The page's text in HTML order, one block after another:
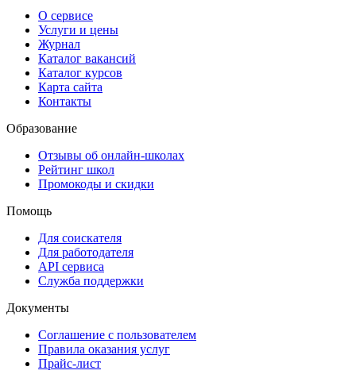
О сервисе
Услуги и цены
Журнал
Каталог вакансий
Каталог курсов
Карта сайта
Контакты
Образование
Отзывы об онлайн-школах
Рейтинг школ
Промокоды и скидки
Помощь
Для соискателя
Для работодателя
API сервиса
Служба поддержки
Документы
Соглашение с пользователем
Правила оказания услуг
Прайс-лист